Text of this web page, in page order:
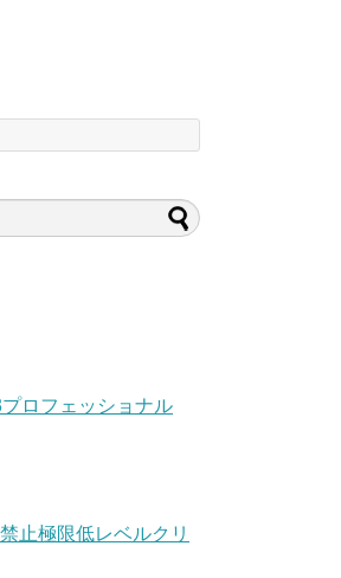
ロフェッショナル
止極限低レベルクリ